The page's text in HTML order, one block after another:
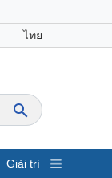
ไทย
Giải trí